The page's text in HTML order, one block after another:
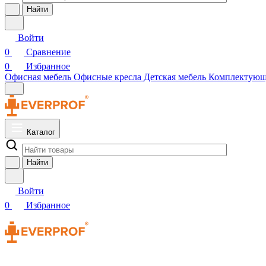
Найти
Войти
0
Сравнение
0
Избранное
Офисная мебель Офисные кресла Детская мебель
Каталог
Найти
Войти
0
Избранное